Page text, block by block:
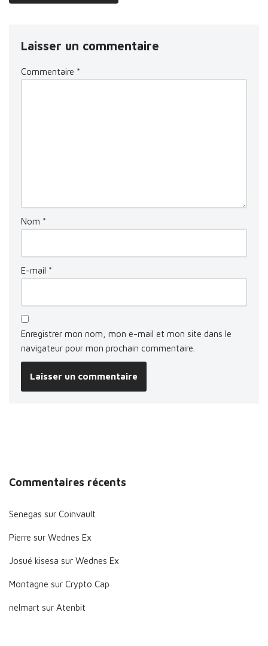
Laisser un commentaire
Commentaire *
Nom *
E-mail *
Enregistrer mon nom, mon e-mail et mon site dans le
navigateur pour mon prochain commentaire.
Commentaires récents
Senegas sur Coinvault
Pierre sur Wednes Ex
Josué kisesa sur Wednes Ex
Montagne sur Crypto Cap
nelmart sur Atenbit